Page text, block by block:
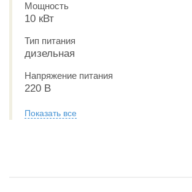
Мощность
10 кВт
Тип питания
дизельная
Напряжение питания
220 В
Показать все